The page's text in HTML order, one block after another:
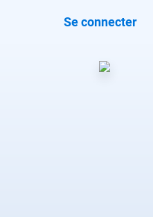
Se connecter